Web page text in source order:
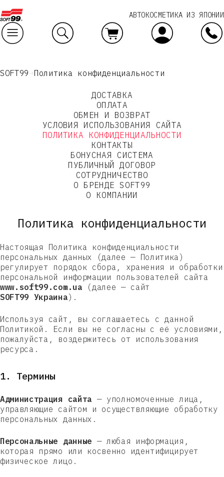
АВТОКОСМЕТИКА ИЗ ЯПОНИИ
SOFT99 Политика конфиденциальности
Политика конфиденциальности
Настоящая Политика конфиденциальности
персональных данных (далее — Политика)
регулирует порядок сбора, хранения и обработки
персональной информации пользователей сайта
www.soft99.com.ua (далее — сайт
SOFT99 Украина).
Используя сайт, вы соглашаетесь с данной
Политикой. Если вы не согласны с её условиями,
пожалуйста, воздержитесь от использования
ресурса.
1. Термины
Администрация сайта — уполномоченные лица,
управляющие сайтом и осуществляющие обработку
персональных данных.
Персональные данные — любая информация,
которая прямо или косвенно идентифицирует
физическое лицо.
ДОСТАВКА
ОПЛАТА
ОБМЕН И ВОЗВРАТ
УСЛОВИЯ ИСПОЛЬЗОВАНИЯ САЙТА
ПОЛИТИКА КОНФИДЕНЦИАЛЬНОСТИ
КОНТАКТЫ
БОНУСНАЯ СИСТЕМА
ПУБЛИЧНЫЙ ДОГОВОР
СОТРУДНИЧЕСТВО
О БРЕНДЕ SOFT99
О КОМПАНИИ
Ваш заказ